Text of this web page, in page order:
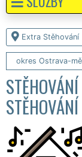
Extra Stěhování
okres Ostrava-